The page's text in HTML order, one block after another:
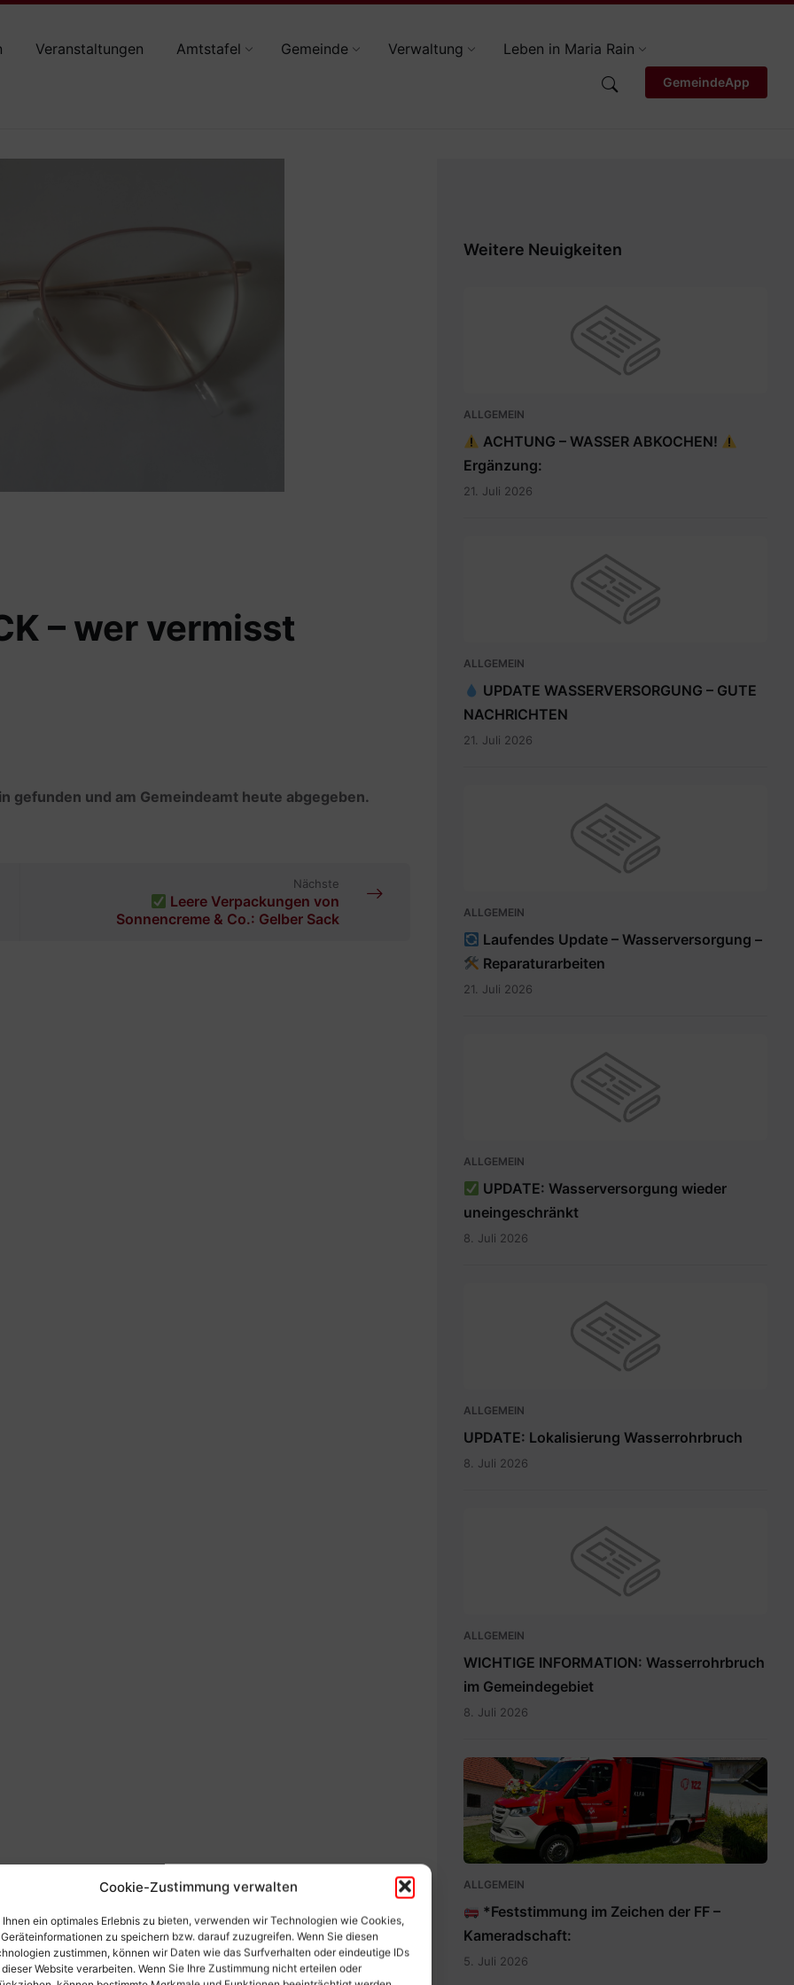
Cookie-Zustimmung verwalten
Ihnen ein optimales Erlebnis zu bieten, verwenden wir Technologien wie Cookies,
Geräteinformationen zu speichern bzw. darauf zuzugreifen. Wenn Sie diesen
zustimmen, können wir Daten wie das Surfverhalten oder eindeutige IDs
Website verarbeiten. Wenn Sie Ihre Zustimmung nicht erteilen oder
Veranstaltungen Amtstafel Gemeinde Verwaltung Leben in Maria Rain
GemeindeApp
– wer vermisst
gefunden und am Gemeindeamt heute abgegeben.
Nächste
Leere Verpackungen von
Sonnencreme & Co.: Gelber Sack
Weitere Neuigkeiten
ALLGEMEIN
ACHTUNG – WASSER ABKOCHEN!
Ergänzung:
21. Juli 2026
ALLGEMEIN
UPDATE WASSERVERSORGUNG – GUTE
NACHRICHTEN
21. Juli 2026
ALLGEMEIN
Laufendes Update – Wasserversorgung –
Reparaturarbeiten
21. Juli 2026
ALLGEMEIN
UPDATE: Wasserversorgung wieder
uneingeschränkt
8. Juli 2026
ALLGEMEIN
UPDATE: Lokalisierung Wasserrohrbruch
8. Juli 2026
ALLGEMEIN
WICHTIGE INFORMATION: Wasserrohrbruch
im Gemeindegebiet
8. Juli 2026
IMG-
20260705-
WA0009.jpg
ALLGEMEIN
*Feststimmung im Zeichen der FF –
Kameradschaft:
5. Juli 2026